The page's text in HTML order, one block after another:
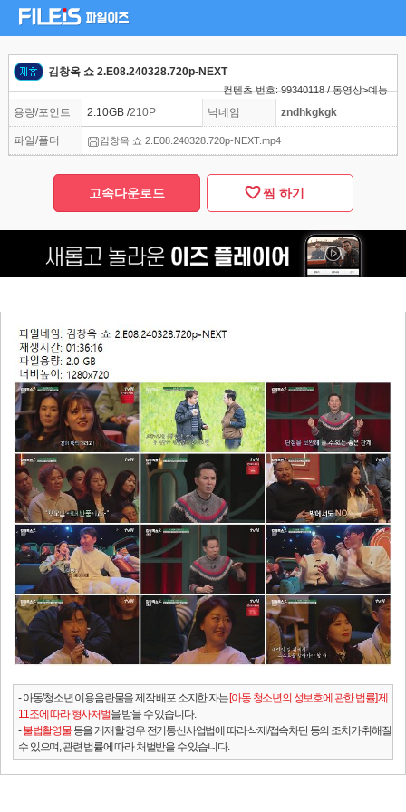
김창옥 쇼 2.E08.240328.720p-NEXT
컨텐츠 번호: 99340118 / 동영상>예능
용량/포인트 2.10GB /210P 닉네임 zndhkgkgk
파일/폴더 김창옥 쇼 2.E08.240328.720p-NEXT.mp4
고속다운로드 찜 하기
- 아동/청소년 이용음란물을 제작.배포.소지한 자는[아동.청소년의 성보호에 관한 법률] 제
11조에 따라 형사처벌을 받을 수 있습니다.
-불법촬영물 등을 게재할 경우 전기통신사업법에 따라 삭제/접속차단 등의 조치가 취해질
수 있으며, 관련 법률에 따라 처벌받을 수 있습니다.